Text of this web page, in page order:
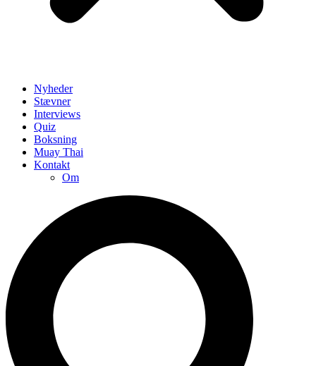
Nyheder
Stævner
Interviews
Quiz
Boksning
Muay Thai
Kontakt
Om